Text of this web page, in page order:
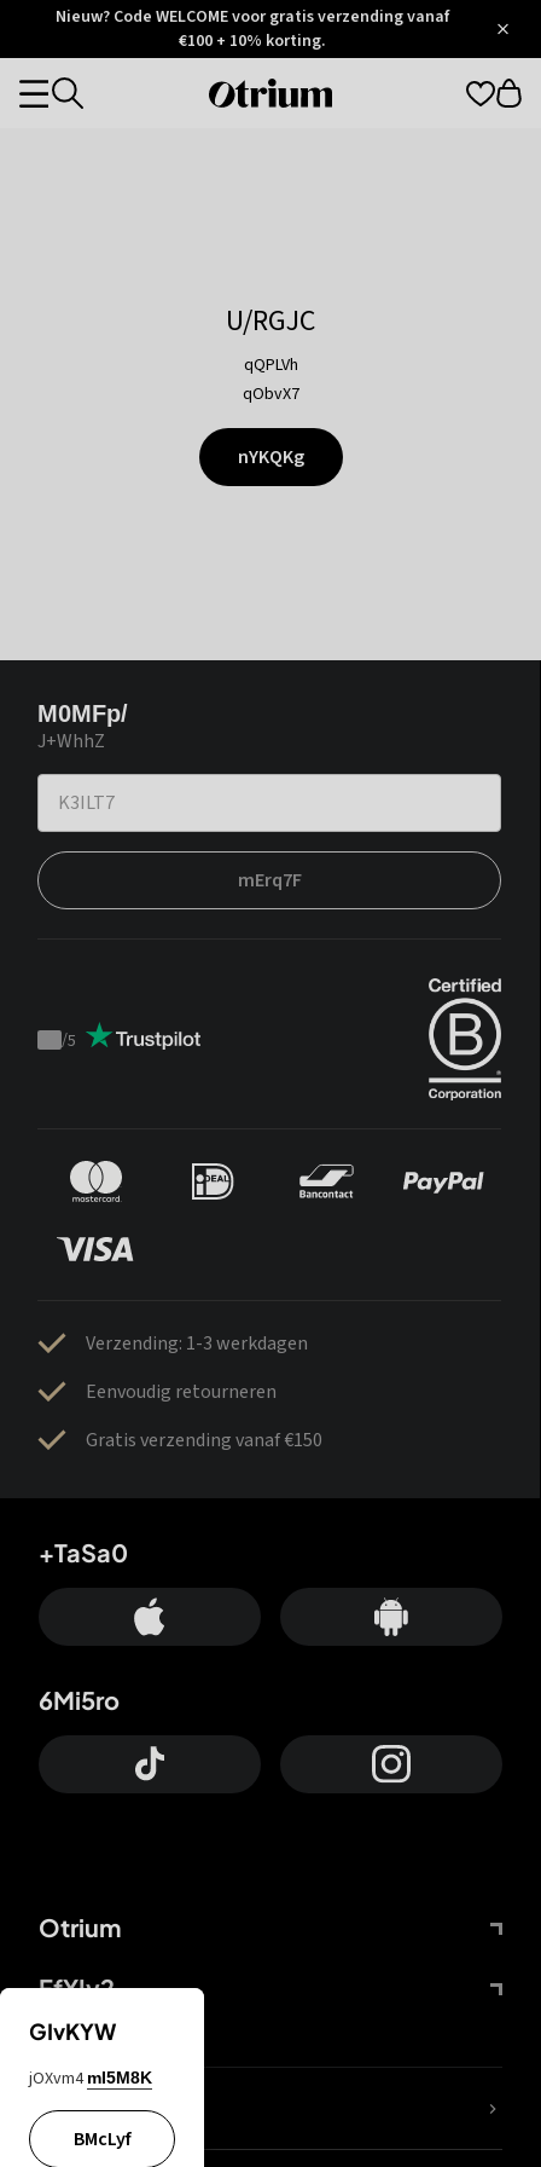
Otrium
Trustpilot
Nieuw? Code WELCOME voor gratis verzending vanaf
€100 + 10% korting.
Otrium
Categories
U/RGJC
qQPLVh
qObvX7
nYKQKg
M0MFp/
J+WhhZ
mErq7F
Trustpilot
/5
Verzending: 1-3 werkdagen
Eenvoudig retourneren
Gratis verzending vanaf €150
Otrium
FfYIy2
+TaSa0
6Mi5ro
KIjvtr
GIvKYW
jOXvm4 mI5M8K
BMcLyf